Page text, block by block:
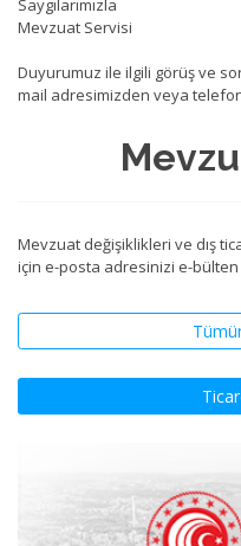
Mevzuat değişiklikleri ve dış
için e-posta adresinizi e-
Saygılarımızla
Mevzuat Servisi
Duyurumuz ile ilgili görüş ve
mail adresimizden veya